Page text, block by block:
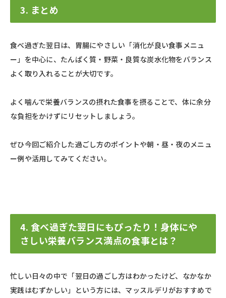
3. まとめ
食べ過ぎた翌日は、胃腸にやさしい「消化が良い食事メニュ
ー」を中心に、たんぱく質・野菜・良質な炭水化物をバランス
よく取り入れることが大切です。
よく噛んで栄養バランスの摂れた食事を摂ることで、体に余分
な負担をかけずにリセットしましょう。
ぜひ今回ご紹介した過ごし方のポイントや朝・昼・夜のメニュ
ー例や活用してみてください。
4. 食べ過ぎた翌日にもぴったり！身体にや
さしい栄養バランス満点の食事とは？
忙しい日々の中で「翌日の過ごし方はわかったけど、なかなか
実践はむずかしい」という方には、マッスルデリがおすすめで